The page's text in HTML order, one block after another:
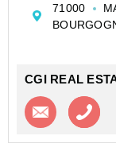
calme, à
axes auto...
71000
CGI REAL